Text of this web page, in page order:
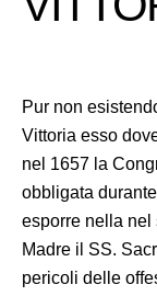
Pur non
Vittoria esso
nel 1657 la
obbligata
esporre nella nel
Madre il SS.
pericoli delle